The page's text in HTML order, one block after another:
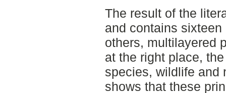
The result of the
and contains
others, multilayered
at the right place,
species, wildlife and
shows that these